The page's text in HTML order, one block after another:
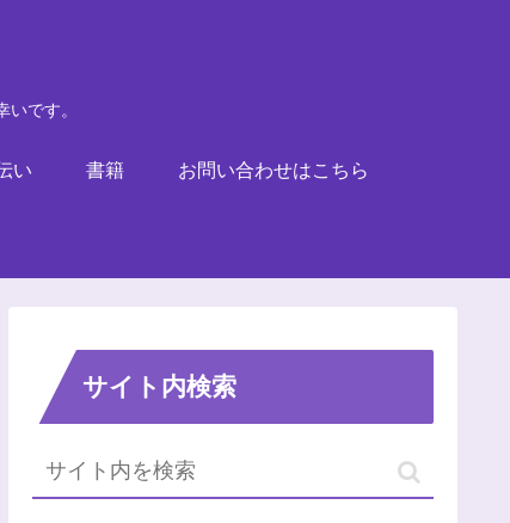
です。
い 書籍 お問い合わせはこちら
サイト内検索